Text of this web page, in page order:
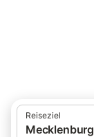
Reiseziel